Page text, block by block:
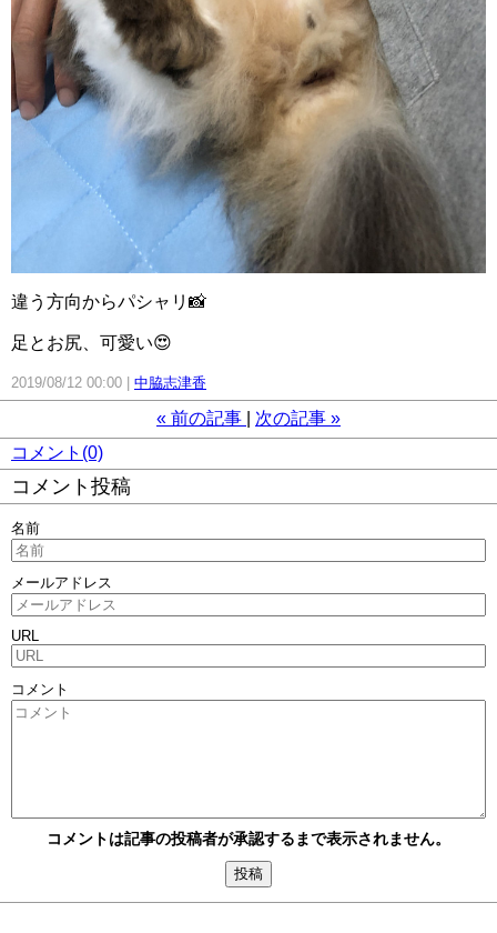
違う方向からパシャリ📸
足とお尻、可愛い😍
2019/08/12 00:00 中脇志津香
« 前の記事 次の記事 »
コメント(0)
コメント投稿
名前
メールアドレス
URL
コメント
コメントは記事の投稿者が承認するまで表示されません。